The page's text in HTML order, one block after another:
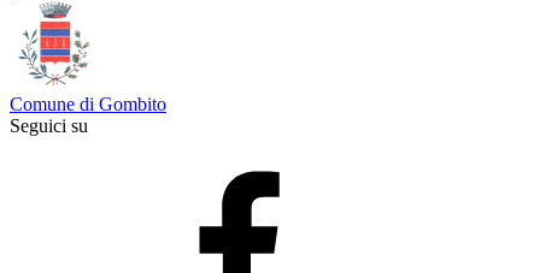
Comune di Gombito
Seguici su